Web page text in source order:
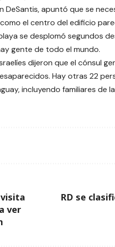
DeSantis, apuntó que se
el centro del edificio
se desplomó segundos
gente de todo el mundo.
dijeron que el cónsul
Hay otras 22
incluyendo familiares de
ver
RD se